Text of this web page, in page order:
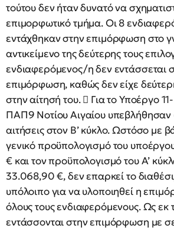
τούτου δεν ήταν δυνατό να
επιμορφωτικό τμήμα. Οι 8
εντάχθηκαν στην επιμόρφωση στο
αντικείμενο της δεύτερης τους
ενδιαφερόμενος/η δεν εντάσσεται
επιμόρφωση, καθώς δεν είχε
στην αίτησή του.  Για το Υποέργο
ΠΑΠ9 Νοτίου Αιγαίου
αιτήσεις στον Β’ κύκλο. Ωστόσο με
γενικό προϋπολογισμό του
€ και τον προϋπολογισμό του Α’
33.068,90 €, δεν επαρκεί το
υπόλοιπο για να υλοποιηθεί η
όλους τους ενδιαφερόμενους. Ως εκ
εντάσσονται στην επιμόρφωση με